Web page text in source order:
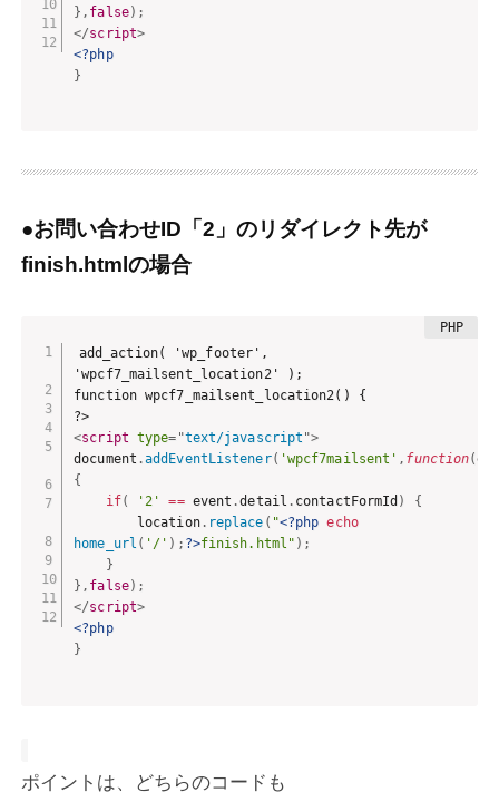
} , false) ;
</script>
<?php
}
●お問い合わせID「2」のリダイレクト先が
finish.htmlの場合
add_action( 'wp_footer',
'wpcf7_mailsent_location2' );
function wpcf7_mailsent_location2() {
<script type= "text/javascript ">
document .addEventListener( 'wpcf7mailsent' , function(
{
if( '2' == event .detail . contactFormId )
{
        location
. replace ( "<?php echo
home_url ( '/' ) ; ?>finish.html" ) ;
}
} , false) ;
</script>
<?php
}
ポイントは、どちらのコードも